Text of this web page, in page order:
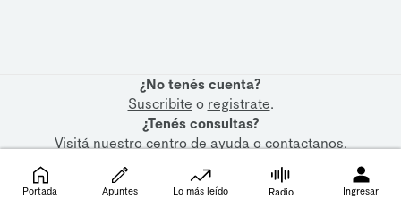
¿No tenés cuenta?
Suscribite o registrate.
¿Tenés consultas?
Visitá nuestrocentro de ayudaocontactanos.
Portada Apuntes Lo más leído Radio Ingresar